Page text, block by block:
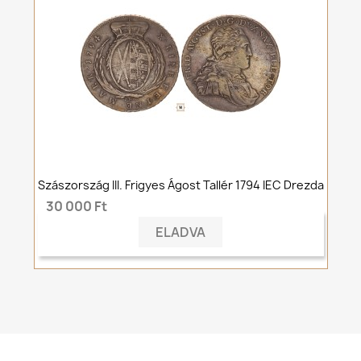
Szászország III. Frigyes Ágost Tallér 1794 IEC Drezda
30 000 Ft
ELADVA